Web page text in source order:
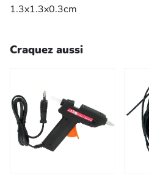
1.3x1.3x0.3cm
Craquez aussi